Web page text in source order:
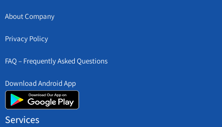
About Company
Privacy Policy
FAQ – Frequently Asked Questions
Download Android App
Services